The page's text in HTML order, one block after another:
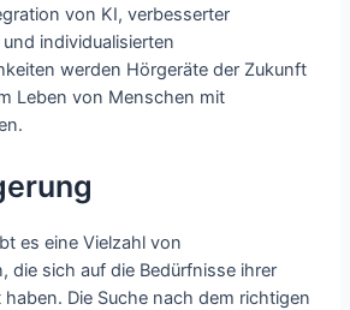
von KI, verbesserter
individualisierten
werden Hörgeräte der Zukunft
Leben von Menschen mit
es eine Vielzahl von
die sich auf die Bedürfnisse ihrer
Die Suche nach dem richtigen